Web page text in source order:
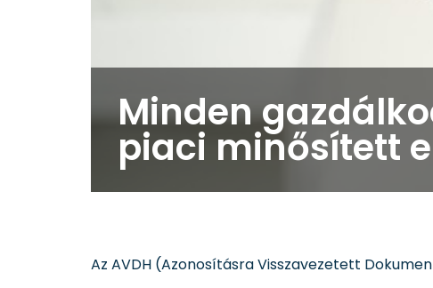
Minden
piaci minősített
Az AVDH (Azonosításra Visszavezetett